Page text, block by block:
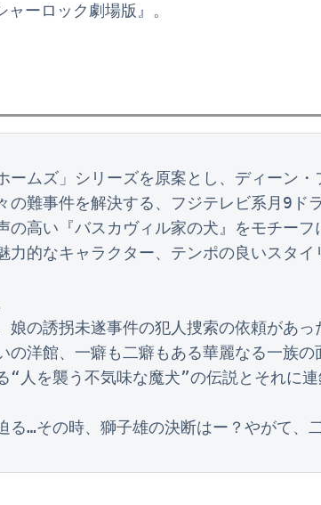
ーロック劇場版』。
ームズ」シリーズを原案とし、ディーン
難事件を解決する、フジテレビ系月9ド
高い『バスカヴィル家の犬』をモチー
力的なキャラクター、テンポの良いスタ
娘の誘拐未遂事件の犯人捜索の依頼があ
の洋館、一癖も二癖もある華麗なる一族
“人を襲う不気味な魔犬”の伝説とそれに連
…その時、獅子雄の決断はー？やがて、